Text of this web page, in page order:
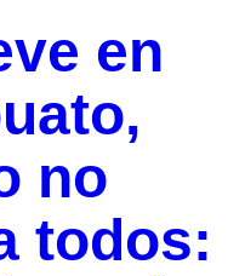
en
no
todos: